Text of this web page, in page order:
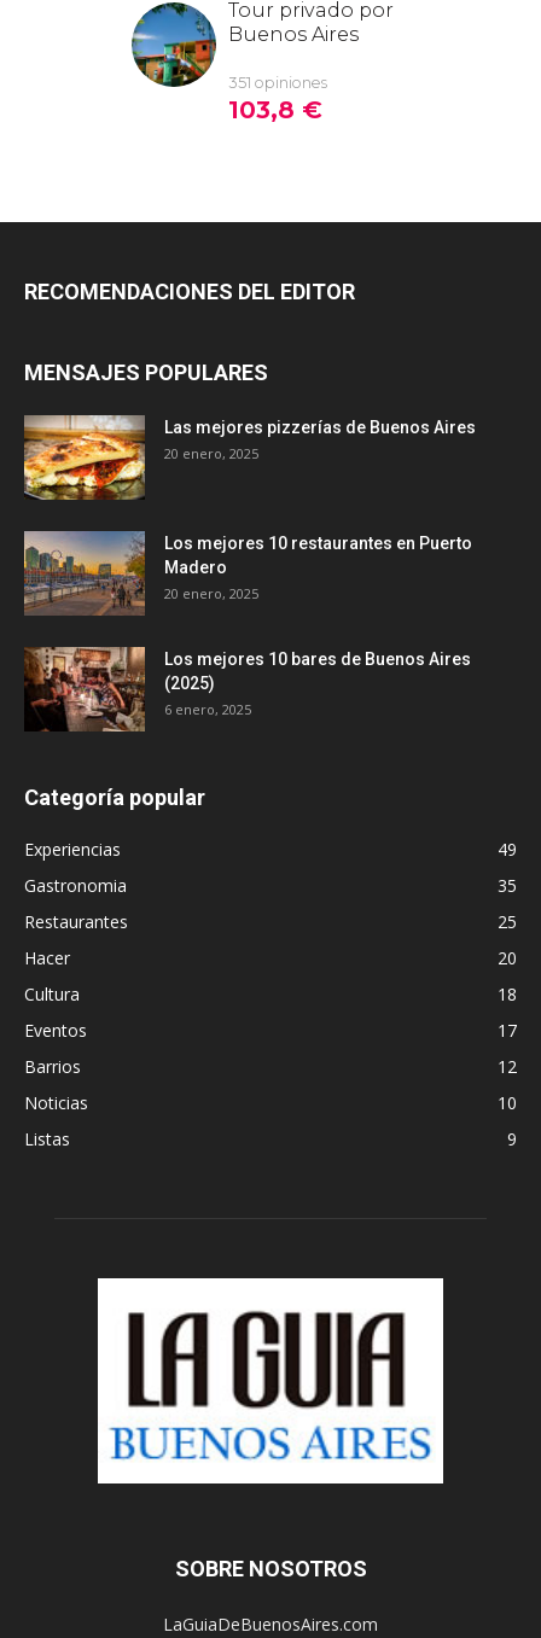
RECOMENDACIONES DEL EDITOR
MENSAJES POPULARES
Las mejores pizzerías de Buenos Aires
20 enero, 2025
Los mejores 10 restaurantes en Puerto
Madero
20 enero, 2025
Los mejores 10 bares de Buenos Aires
(2025)
6 enero, 2025
Categoría popular
Experiencias
49
Gastronomia
35
Restaurantes
25
Hacer
20
Cultura
18
Eventos
17
Barrios
12
Noticias
10
Listas
9
SOBRE NOSOTROS
LaGuiaDeBuenosAires.com